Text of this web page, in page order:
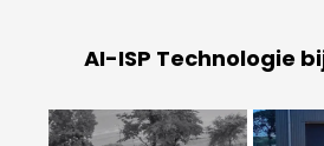
AI-ISP Technologie